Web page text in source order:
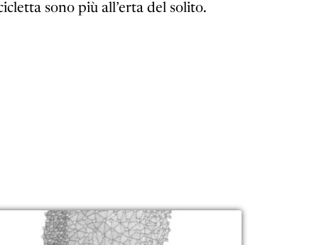
sono più all’erta del solito.